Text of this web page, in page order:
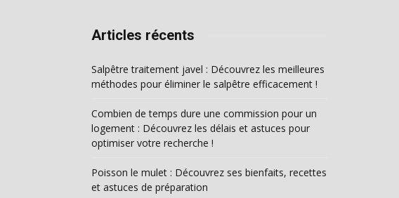
Articles récents
Salpêtre traitement javel : Découvrez les meilleures
méthodes pour éliminer le salpêtre efficacement !
Combien de temps dure une commission pour un
logement : Découvrez les délais et astuces pour
optimiser votre recherche !
Poisson le mulet : Découvrez ses bienfaits, recettes
et astuces de préparation